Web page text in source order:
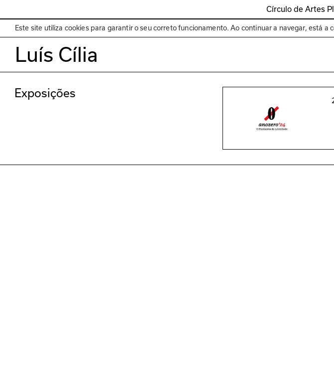
Círculo de Artes
EN Programa Espaços
Este site utiliza cookies para garantir o seu correto funcionamento. Ao continuar a navegar, está a
Luís Cília
Exposições